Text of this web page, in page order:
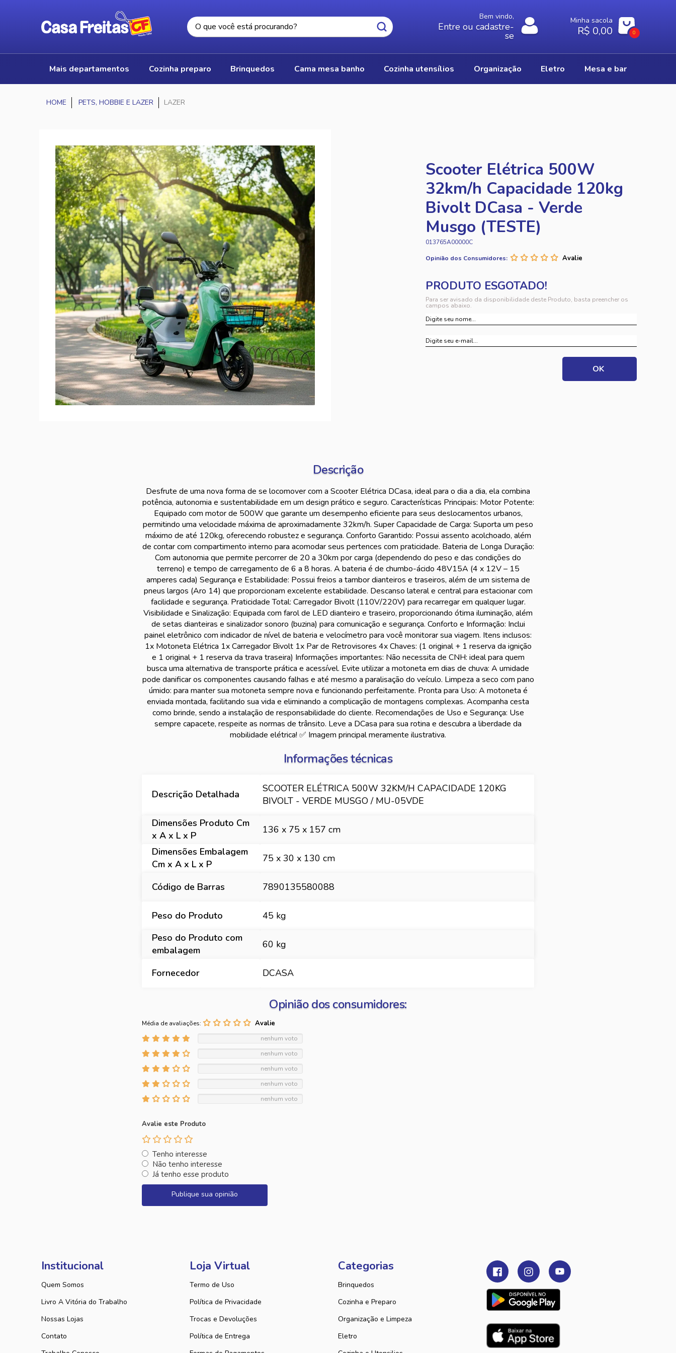
Bem vindo,
Entre ou cadastre-
se
Minha sacola
R$ 0,00 0
mais departamentos cozinha preparo brinquedos cama mesa banho cozinha utensílios organização eletro mesa e bar
PETS, HOBBIE E LAZER LAZER
Scooter Elétrica 500W
32km/h Capacidade 120kg
Bivolt DCasa - Verde
Musgo (TESTE)
013765A00000C
Opinião dos Consumidores:
Para ser avisado da disponibilidade deste Produto, basta preencher os
campos abaixo.
Descrição
Desfrute de uma nova forma de se locomover com a Scooter Elétrica DCasa, ideal para o dia a dia, ela combina
potência, autonomia e sustentabilidade em um design prático e seguro. Características Principais: Motor Potente:
Equipado com motor de 500W que garante um desempenho eficiente para seus deslocamentos urbanos,
permitindo uma velocidade máxima de aproximadamente 32km/h. Super Capacidade de Carga: Suporta um peso
máximo de até 120kg, oferecendo robustez e segurança. Conforto Garantido: Possui assento acolchoado, além
de contar com compartimento interno para acomodar seus pertences com praticidade. Bateria de Longa Duração:
Com autonomia que permite percorrer de 20 a 30km por carga (dependendo do peso e das condições do
terreno) e tempo de carregamento de 6 a 8 horas. A bateria é de chumbo-ácido 48V15A (4 x 12V – 15
amperes cada) Segurança e Estabilidade: Possui freios a tambor dianteiros e traseiros, além de um sistema de
pneus largos (Aro 14) que proporcionam excelente estabilidade. Descanso lateral e central para estacionar com
facilidade e segurança. Praticidade Total: Carregador Bivolt (110V/220V) para recarregar em qualquer lugar.
Visibilidade e Sinalização: Equipada com farol de LED dianteiro e traseiro, proporcionando ótima iluminação, além
de setas dianteiras e sinalizador sonoro (buzina) para comunicação e segurança. Conforto e Informação: Inclui
painel eletrônico com indicador de nível de bateria e velocímetro para você monitorar sua viagem. Itens inclusos:
1x Motoneta Elétrica 1x Carregador Bivolt 1x Par de Retrovisores 4x Chaves: (1 original + 1 reserva da ignição
e 1 original + 1 reserva da trava traseira) Informações importantes: Não necessita de CNH: ideal para quem
busca uma alternativa de transporte prática e acessível. Evite utilizar a motoneta em dias de chuva: A umidade
pode danificar os componentes causando falhas e até mesmo a paralisação do veículo. Limpeza a seco com pano
úmido: para manter sua motoneta sempre nova e funcionando perfeitamente. Pronta para Uso: A motoneta é
enviada montada, facilitando sua vida e eliminando a complicação de montagens complexas. Acompanha cesta
como brinde, sendo a instalação de responsabilidade do cliente. Recomendações de Uso e Segurança: Use
sempre capacete, respeite as normas de trânsito. Leve a DCasa para sua rotina e descubra a liberdade da
mobilidade elétrica! ✅ Imagem principal meramente ilustrativa.
Informações técnicas
Descrição Detalhada
SCOOTER ELÉTRICA 500W 32KM/H CAPACIDADE 120KG
BIVOLT - VERDE MUSGO / MU-05VDE
Dimensões Produto Cm
x A x L x P
136 x 75 x 157 cm
Dimensões Embalagem
Cm x A x L x P
75 x 30 x 130 cm
Código de Barras 7890135580088
Peso do Produto
45 kg
Peso do Produto com
embalagem
60 kg
Fornecedor DCASA
Opinião dos consumidores:
Média de avaliações:
nenhum voto
nenhum voto
nenhum voto
nenhum voto
nenhum voto
Avalie este Produto
Tenho interesse
Não tenho interesse
Já tenho esse produto
Publique sua opinião
Institucional
Quem Somos
Livro A Vitória do Trabalho
Nossas Lojas
Contato
Loja Virtual
Termo de Uso
Política de Privacidade
Trocas e Devoluções
Política de Entrega
Categorias
Brinquedos
Cozinha e Preparo
Organização e Limpeza
Eletro